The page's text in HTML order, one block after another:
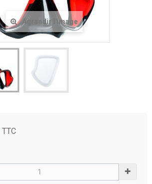
Agrandir l'image
TTC